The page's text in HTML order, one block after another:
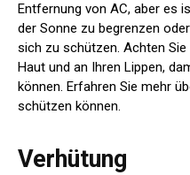
Entfernung von AC, aber es
der Sonne zu begrenzen
sich zu schützen. Achten
Haut und an Ihren Lippen,
können. Erfahren Sie mehr
schützen können.
Verhütung